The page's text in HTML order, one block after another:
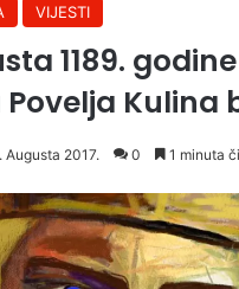
VIJESTI
1189. godine
Kulina
Augusta 2017. 0 1 minuta